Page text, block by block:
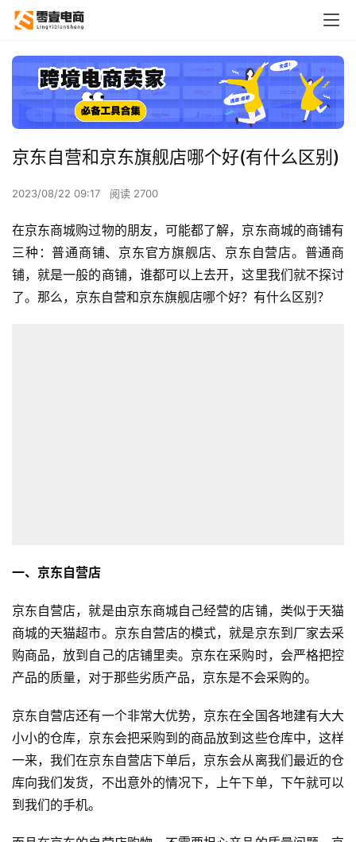
京东自营和京东旗舰店哪个好(有什么区别)
2023/08/22 09:17 阅读 2700
在京东商城购过物的朋友，可能都了解，京东商城的商铺有
三种：普通商铺、京东官方旗舰店、京东自营店。普通商
铺，就是一般的商铺，谁都可以上去开，这里我们就不探讨
了。那么，京东自营和京东旗舰店哪个好？有什么区别？
一、京东自营店
京东自营店，就是由京东商城自己经营的店铺，类似于天猫
商城的天猫超市。京东自营店的模式，就是京东到厂家去采
购商品，放到自己的店铺里卖。京东在采购时，会严格把控
产品的质量，对于那些劣质产品，京东是不会采购的。
京东自营店还有一个非常大优势，京东在全国各地建有大大
小小的仓库，京东会把采购到的商品放到这些仓库中，这样
一来，我们在京东自营店下单后，京东会从离我们最近的仓
库向我们发货，不出意外的情况下，上午下单，下午就可以
到我们的手机。